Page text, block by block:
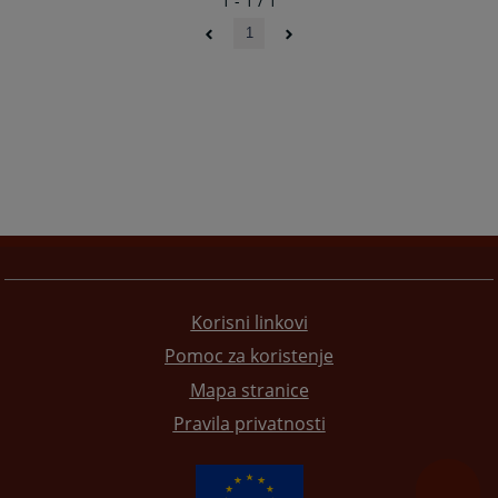
1
Korisni linkovi
Pomoc za koristenje
Mapa stranice
Pravila privatnosti